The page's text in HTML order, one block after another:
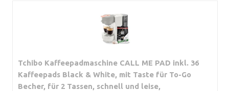
Tchibo Kaffeepadmaschine CALL ME PAD inkl. 36
Kaffeepads Black & White, mit Taste für To-Go
Becher, für 2 Tassen, schnell und leise,